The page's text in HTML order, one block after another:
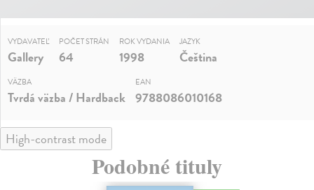
VYDAVATEĽ
Gallery
POČET STRÁN
64
ROK VYDANIA
1998
JAZYK
Čeština
VÄZBA
Tvrdá väzba / Hardback
EAN
9788086010168
High-contrast mode
Podobné tituly